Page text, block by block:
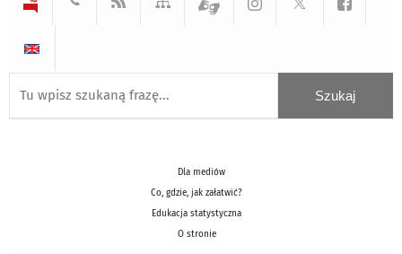
Dla mediów
Co, gdzie, jak załatwić?
Edukacja statystyczna
O stronie